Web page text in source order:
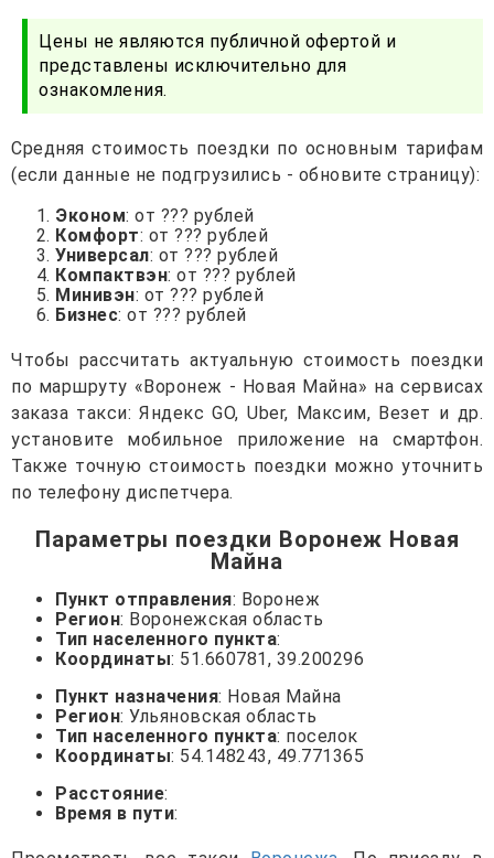
Цены не являются публичной офертой и
представлены исключительно для
ознакомления.
Средняя стоимость поездки по основным тарифам
(если данные не подгрузились - обновите страницу):
Эконом: от ??? рублей
Комфорт: от ??? рублей
Универсал: от ??? рублей
Компактвэн: от ??? рублей
Минивэн: от ??? рублей
Бизнес: от ??? рублей
Чтобы рассчитать актуальную стоимость поездки
по маршруту «Воронеж - Новая Майна» на сервисах
заказа такси: Яндекс GO, Uber, Максим, Везет и др.
установите мобильное приложение на смартфон.
Также точную стоимость поездки можно уточнить
по телефону диспетчера.
Параметры поездки Воронеж Новая
Майна
Пункт отправления: Воронеж
Регион: Воронежская область
Тип населенного пункта:
Координаты: 51.660781, 39.200296
Пункт назначения: Новая Майна
Регион: Ульяновская область
Тип населенного пункта: поселок
Координаты: 54.148243, 49.771365
Расстояние:
Время в пути: